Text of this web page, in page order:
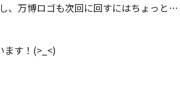
、万博ロゴも次回に回すにはちょっと…
ます！(>_<)